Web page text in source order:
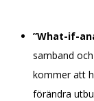
”What-if-
samband
kommer att
förändra